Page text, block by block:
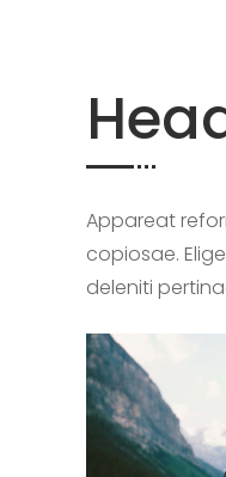
Appareat
copiosae.
deleniti